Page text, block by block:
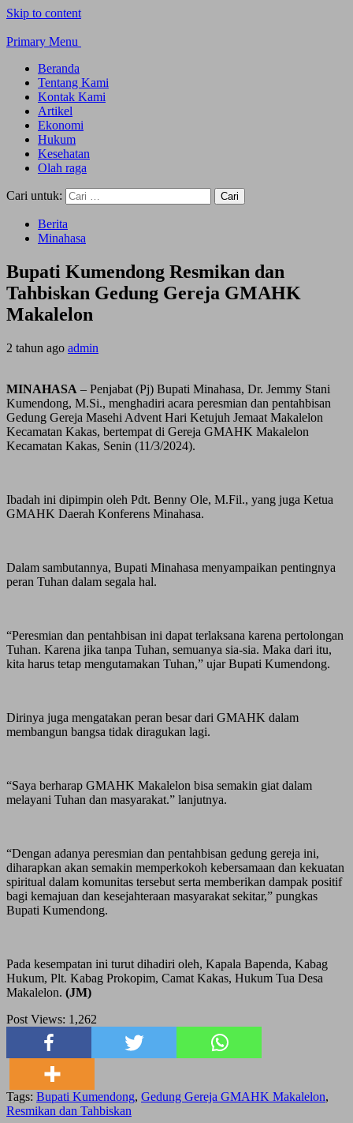
Skip to content
Primary Menu
Beranda
Tentang Kami
Kontak Kami
Artikel
Ekonomi
Hukum
Kesehatan
Olah raga
Cari untuk:
Berita
Minahasa
Bupati Kumendong Resmikan dan
Tahbiskan Gedung Gereja GMAHK
Makalelon
2 tahun ago admin
MINAHASA – Penjabat (Pj) Bupati Minahasa, Dr. Jemmy Stani
Kumendong, M.Si., menghadiri acara peresmian dan pentahbisan
Gedung Gereja Masehi Advent Hari Ketujuh Jemaat Makalelon
Kecamatan Kakas, bertempat di Gereja GMAHK Makalelon
Kecamatan Kakas, Senin (11/3/2024).
Ibadah ini dipimpin oleh Pdt. Benny Ole, M.Fil., yang juga Ketua
GMAHK Daerah Konferens Minahasa.
Dalam sambutannya, Bupati Minahasa menyampaikan pentingnya
peran Tuhan dalam segala hal.
“Peresmian dan pentahbisan ini dapat terlaksana karena pertolongan
Tuhan. Karena jika tanpa Tuhan, semuanya sia-sia. Maka dari itu,
kita harus tetap mengutamakan Tuhan,” ujar Bupati Kumendong.
Dirinya juga mengatakan peran besar dari GMAHK dalam
membangun bangsa tidak diragukan lagi.
“Saya berharap GMAHK Makalelon bisa semakin giat dalam
melayani Tuhan dan masyarakat.” lanjutnya.
“Dengan adanya peresmian dan pentahbisan gedung gereja ini,
diharapkan akan semakin memperkokoh kebersamaan dan kekuatan
spiritual dalam komunitas tersebut serta memberikan dampak positif
bagi kemajuan dan kesejahteraan masyarakat sekitar,” pungkas
Bupati Kumendong.
Pada kesempatan ini turut dihadiri oleh, Kapala Bapenda, Kabag
Hukum, Plt. Kabag Prokopim, Camat Kakas, Hukum Tua Desa
Makalelon. (JM)
Post Views: 1,262
Tags: Bupati Kumendong, Gedung Gereja GMAHK Makalelon,
Resmikan dan Tahbiskan